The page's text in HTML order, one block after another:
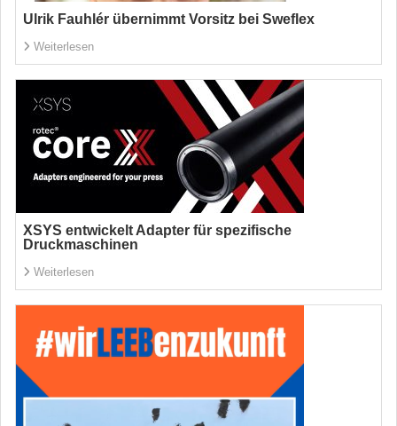
Ulrik Fauhlér übernimmt Vorsitz bei Sweflex
Weiterlesen
XSYS entwickelt Adapter für spezifische
Druckmaschinen
Weiterlesen